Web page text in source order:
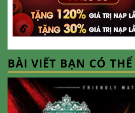
BÀI VIẾT BẠN CÓ